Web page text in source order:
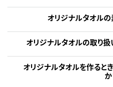
オリジナルタオル
オリジナルタオルの取り扱
オリジナルタオルを作ると
か